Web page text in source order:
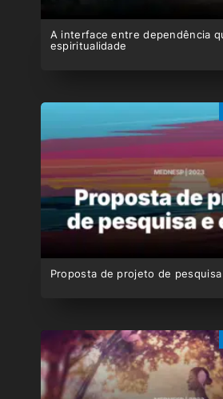
A interface entre dependência
espiritualidade
Proposta de projeto de